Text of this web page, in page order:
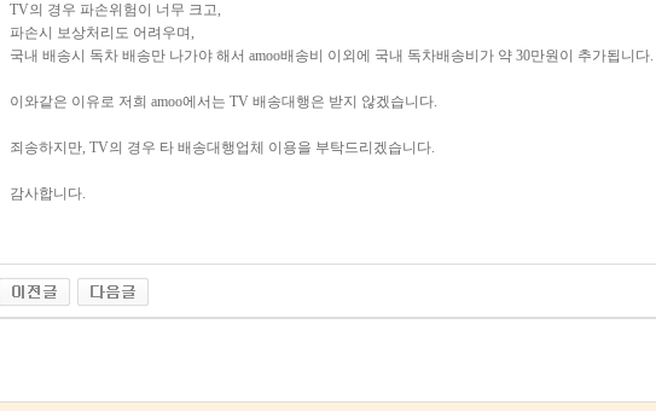
TV의 경우 파손위험이 너무 크고,
파손시 보상처리도 어려우며,
국내 배송시 독차 배송만 나가야 해서 amoo배송비 이외에 국내 독차배송비가 약 30만원이 추가됩니다.
이와같은 이유로 저희 amoo에서는 TV 배송대행은 받지 않겠습니다.
죄송하지만, TV의 경우 타 배송대행업체 이용을 부탁드리겠습니다.
감사합니다.